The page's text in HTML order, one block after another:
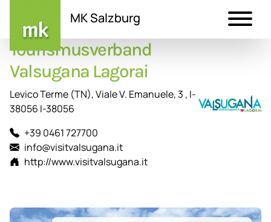
Inhalt
MK Salzburg
Tourismusverband
Valsugana Lagorai
Levico Terme (TN), Viale V. Emanuele, 3 , I-
38056 I-38056
+39 0461 727700
info@visitvalsugana.it
http://www.visitvalsugana.it